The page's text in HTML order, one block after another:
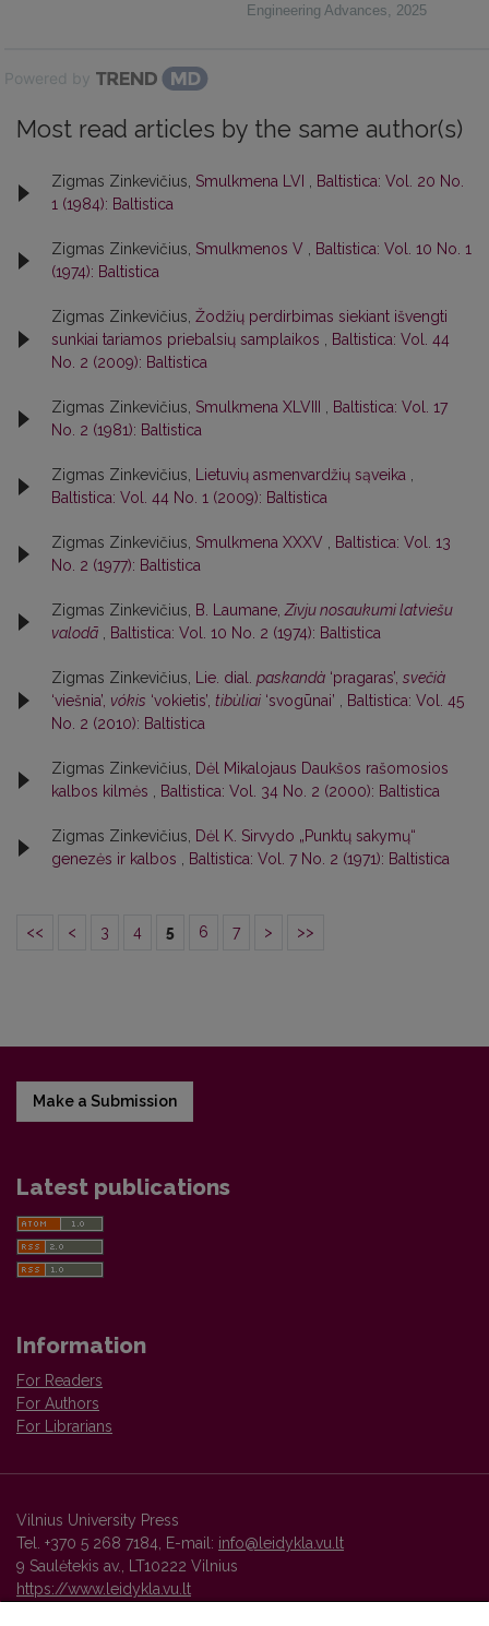
Engineering Advances
2025
Powered by
Most read articles by the same author(s)
Zigmas Zinkevičius, Smulkmena LVI
Baltistica: Vol. 20 No.
1 (1984): Baltistica
Zigmas Zinkevičius, Smulkmenos V
Baltistica: Vol. 10 No. 1
(1974): Baltistica
Zigmas Zinkevičius, Žodžių perdirbimas siekiant išvengti
sunkiai tariamos priebalsių samplaikos
Baltistica: Vol. 44
No. 2 (2009): Baltistica
Zigmas Zinkevičius, Smulkmena XLVIII
Baltistica: Vol. 17
No. 2 (1981): Baltistica
Zigmas Zinkevičius, Lietuvių asmenvardžių sąveika
Baltistica: Vol. 44 No. 1 (2009): Baltistica
Zigmas Zinkevičius, Smulkmena XXXV
Baltistica: Vol. 13
No. 2 (1977): Baltistica
Zigmas Zinkevičius, B. Laumane, Zivju nosaukumi latviešu
valodā
Baltistica: Vol. 10 No. 2 (1974): Baltistica
Zigmas Zinkevičius, Lie. dial. paskandà ‘pragaras’, svečià
‘viešnia’, vókis ‘vokietis’, tibùliai ‘svogūnai’
Baltistica: Vol. 45
No. 2 (2010): Baltistica
Zigmas Zinkevičius,
Dėl Mikalojaus Daukšos rašomosios
kalbos kilmės
Baltistica: Vol. 34 No. 2 (2000): Baltistica
Zigmas Zinkevičius,
Dėl K. Sirvydo „Punktų sakymų“
genezės ir kalbos
Baltistica: Vol. 7 No. 2 (1971): Baltistica
<< < 3 4 5 6 7 > >>
Make a Submission
Latest publications
Information
For Readers
For Authors
For Librarians
Vilnius University Press
Tel. +370 5 268 7184, E-mail: info@leidykla.vu.lt
9 Saulėtekis av., LT10222 Vilnius
https://www.leidykla.vu.lt